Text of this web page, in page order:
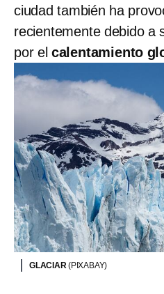
ciudad también ha
recientemente debido a
por el calentamiento
GLACIAR (PIXABAY)